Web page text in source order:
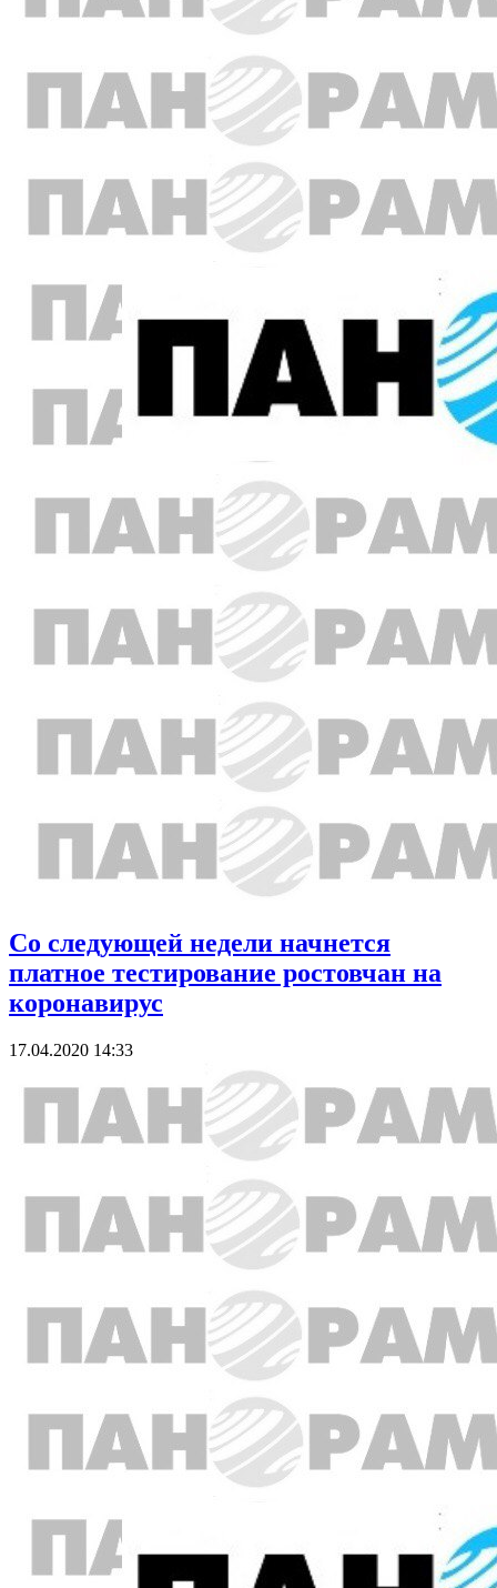
Со следующей недели начнется
платное тестирование ростовчан на
коронавирус
17.04.2020 14:33